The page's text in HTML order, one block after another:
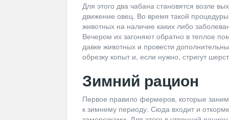
Для этого два чабана становятся возле
движение овец. Во время такой
животных на наличие каких либо
Вечером их загоняют обратно в теплое
давке животных и провести
обрезку копыт и, если нужно, стригут
Зимний рацион
Первое правило фермеров, которые
к зимнему периоду. Сюда входит и